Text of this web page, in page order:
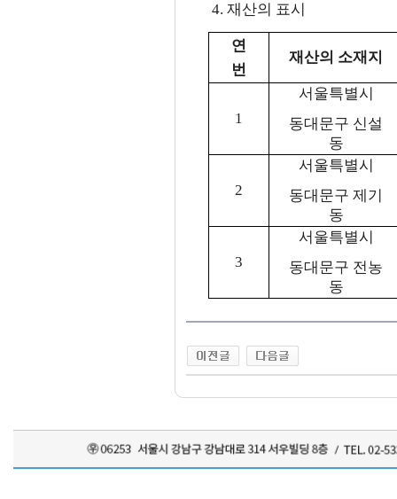
4. 재산의 표시
연
번
재산의 소재지
1
서울특별시
동대문구 신설
동
2
서울특별시
동대문구 제기
동
3
서울특별시
동대문구 전농
동